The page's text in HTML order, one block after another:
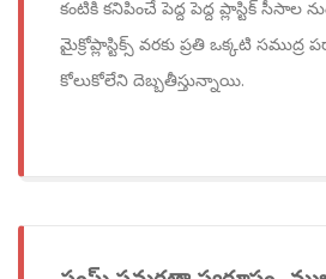
కంటికి కనిపించే పెద్ద పెద్ద ప్లాస్టిక్ సీసాల
మైక్రోప్లాస్టిక్స్ వరకు ప్రతి ఒక్కటి సముద్ర
కోలుకోలేని దెబ్బతీస్తున్నాయి.